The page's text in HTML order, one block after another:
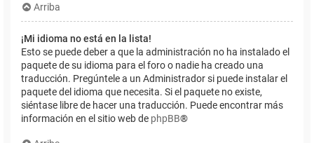
Arriba
¡Mi idioma no está en la lista!
Esto se puede deber a que la administración no ha instalado el
paquete de su idioma para el foro o nadie ha creado una
traducción. Pregúntele a un Administrador si puede instalar el
paquete del idioma que necesita. Si el paquete no existe,
siéntase libre de hacer una traducción. Puede encontrar más
información en el sitio web de phpBB®